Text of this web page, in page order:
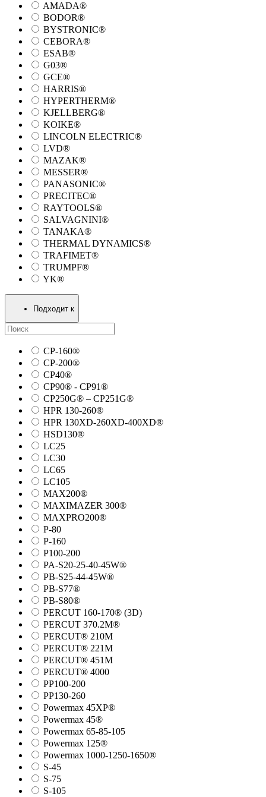
AMADA®
BODOR®
BYSTRONIC®
CEBORA®
ESAB®
G03®
GCE®
HARRIS®
HYPERTHERM®
KJELLBERG®
KOIKE®
LINCOLN ELECTRIC®
LVD®
MAZAK®
MESSER®
PANASONIC®
PRECITEC®
RAYTOOLS®
SALVAGNINI®
TANAKA®
THERMAL DYNAMICS®
TRAFIMET®
TRUMPF®
YK®
Подходит к
CP-160®
CP-200®
CP40®
CP90® - СP91®
CP250G® – CP251G®
HPR 130-260®
HPR 130XD-260XD-400XD®
HSD130®
LC25
LC30
LC65
LC105
MAX200®
MAXIMAZER 300®
MAXPRO200®
P-80
P-160
P100-200
PA-S20-25-40-45W®
PB-S25-44-45W®
PB-S77®
PB-S80®
PERCUT 160-170® (3D)
PERCUT 370.2M®
PERCUT® 210M
PERCUT® 221M
PERCUT® 451M
PERCUT® 4000
PP100-200
PP130-260
Powermax 45XP®
Powermax 45®
Powermax 65-85-105
Powermax 125®
Powermax 1000-1250-1650®
S-45
S-75
S-105